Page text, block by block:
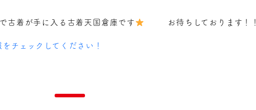
古着が手に入る古着天国倉庫です お待ちしております！！
チェックしてください！